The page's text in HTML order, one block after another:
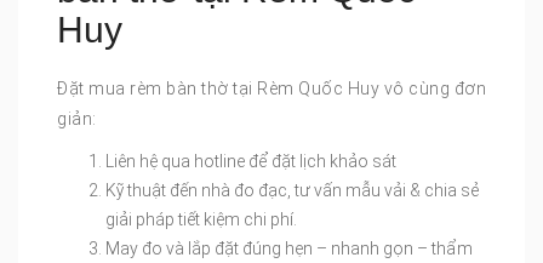
Huy
Đặt mua rèm bàn thờ tại Rèm Quốc Huy vô cùng đơn
giản:
Liên hệ qua hotline để đặt lịch khảo sát
Kỹ thuật đến nhà đo đạc, tư vấn mẫu vải & chia sẻ
giải pháp tiết kiệm chi phí.
May đo và lắp đặt đúng hẹn – nhanh gọn – thẩm